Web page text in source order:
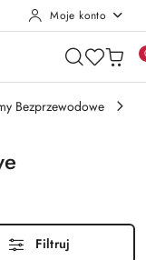
Moje konto
Bezprzewodowe
Filtruj